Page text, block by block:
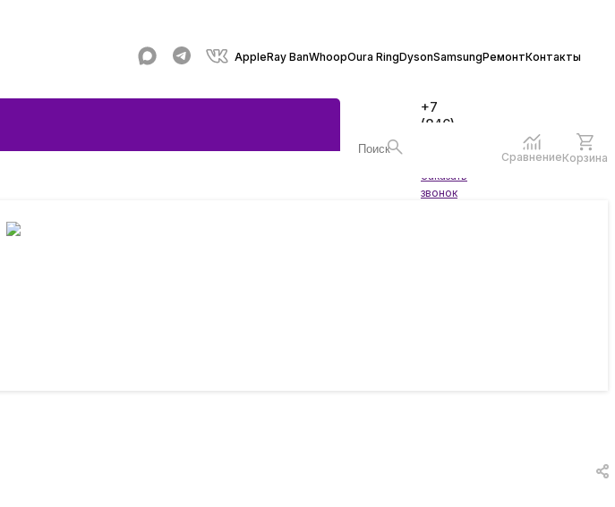
AppleRay BanWhoopOura RingDysonSamsungРемонтКонтакты
+7
(846)
Заказать
звонок
СравнениеКорзина